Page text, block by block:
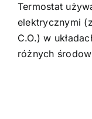
Termostat
elektrycznymi
C.O.) w
różnych